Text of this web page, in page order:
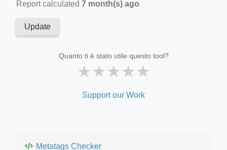
Report calculated 7 month(s) ago
Update
Quanto ti è stato utile questo tool?
★★★★★
Support our Work
Metatags Checker